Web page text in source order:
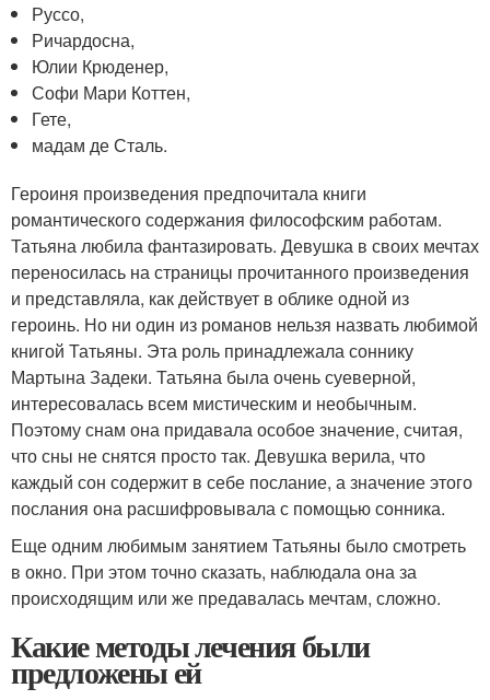
Руссо,
Ричардосна,
Юлии Крюденер,
Софи Мари Коттен,
Гете,
мадам де Сталь.
Героиня произведения предпочитала книги
романтического содержания философским работам.
Татьяна любила фантазировать. Девушка в своих мечтах
переносилась на страницы прочитанного произведения
и представляла, как действует в облике одной из
героинь. Но ни один из романов нельзя назвать любимой
книгой Татьяны. Эта роль принадлежала соннику
Мартына Задеки. Татьяна была очень суеверной,
интересовалась всем мистическим и необычным.
Поэтому снам она придавала особое значение, считая,
что сны не снятся просто так. Девушка верила, что
каждый сон содержит в себе послание, а значение этого
послания она расшифровывала с помощью сонника.
Еще одним любимым занятием Татьяны было смотреть
в окно. При этом точно сказать, наблюдала она за
происходящим или же предавалась мечтам, сложно.
Какие методы лечения были
предложены ей